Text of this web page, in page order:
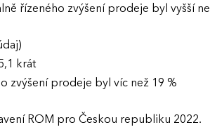
řízeného zvýšení prodeje byl vyšší
krát
zvýšení prodeje byl víc než 19 %
ROM pro Českou republiku 2022.